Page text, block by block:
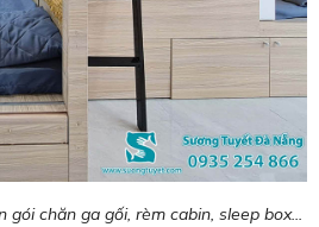
gói chăn ga gối, rèm cabin, sleep box...